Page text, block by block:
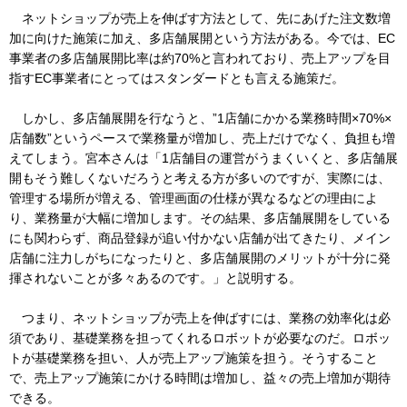
ネットショップが売上を伸ばす方法として、先にあげた注文数増
加に向けた施策に加え、多店舗展開という方法がある。今では、EC
事業者の多店舗展開比率は約70%と言われており、売上アップを目
指すEC事業者にとってはスタンダードとも言える施策だ。
しかし、多店舗展開を行なうと、”1店舗にかかる業務時間×70%×
店舗数”というペースで業務量が増加し、売上だけでなく、負担も増
えてしまう。宮本さんは「1店舗目の運営がうまくいくと、多店舗展
開もそう難しくないだろうと考える方が多いのですが、実際には、
管理する場所が増える、管理画面の仕様が異なるなどの理由によ
り、業務量が大幅に増加します。その結果、多店舗展開をしている
にも関わらず、商品登録が追い付かない店舗が出てきたり、メイン
店舗に注力しがちになったりと、多店舗展開のメリットが十分に発
揮されないことが多々あるのです。」と説明する。
つまり、ネットショップが売上を伸ばすには、業務の効率化は必
須であり、基礎業務を担ってくれるロボットが必要なのだ。ロボッ
トが基礎業務を担い、人が売上アップ施策を担う。そうすること
で、売上アップ施策にかける時間は増加し、益々の売上増加が期待
できる。